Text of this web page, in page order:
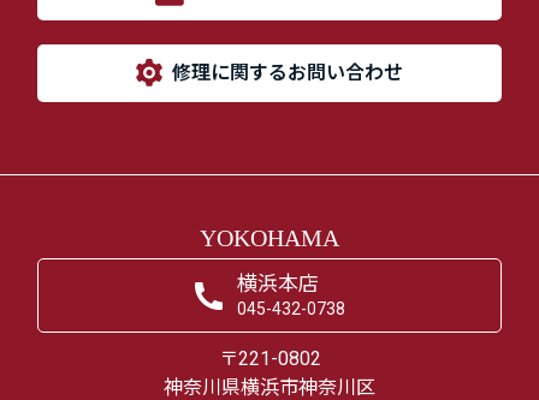
修理に関するお問い合わせ
YOKOHAMA
横浜本店
045-432-0738
〒221-0802
神奈川県横浜市神奈川区